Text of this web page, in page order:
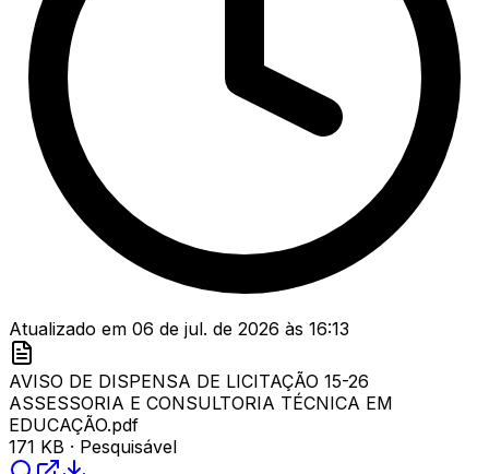
Atualizado em 06 de jul. de 2026 às 16:13
AVISO DE DISPENSA DE LICITAÇÃO 15-26
ASSESSORIA E CONSULTORIA TÉCNICA EM
EDUCAÇÃO.pdf
171 KB · Pesquisável